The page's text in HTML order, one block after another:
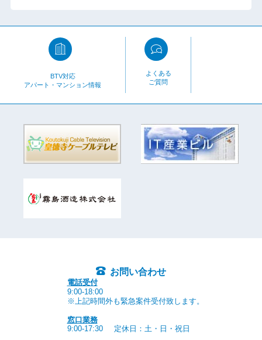
BTV対応
アパート・マンション情報
よくある
ご質問
お問い合わせ
電話受付
9:00-18:00
※上記時間外も緊急案件受付致します。
窓口業務
9:00-17:30
定休日：土・日・祝日